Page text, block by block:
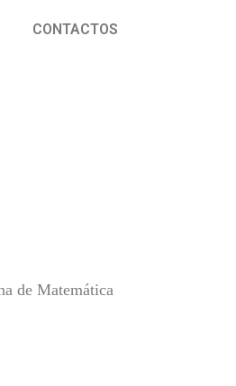
CONTACTOS
de Matemática